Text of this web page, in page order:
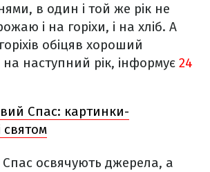
в один і той же рік не
і на горіхи, і на хліб. А
обіцяв хороший
наступний рік, інформує 24
Спас: картинки-
святом
Спас освячують джерела, а